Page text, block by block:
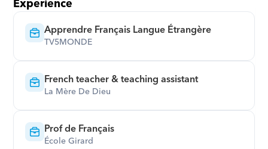
Experience
Apprendre Français Langue Étrangère
TV5MONDE
French teacher & teaching assistant
La Mère De Dieu
Prof de Français
École Girard